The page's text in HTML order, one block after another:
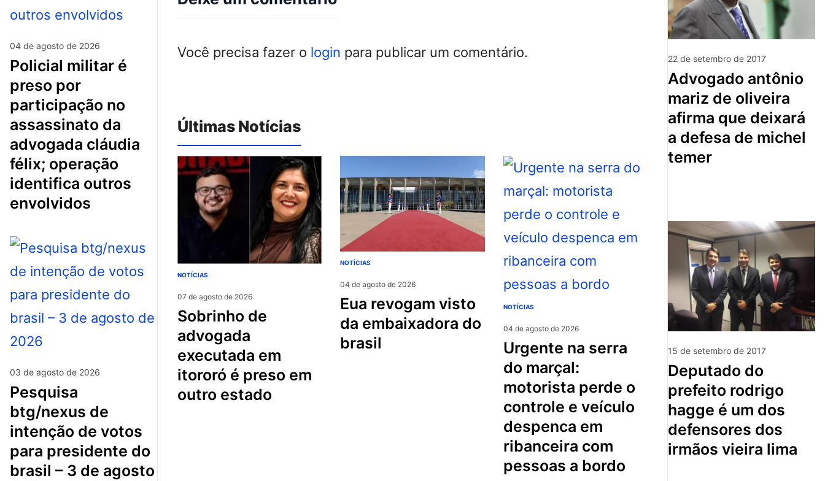
04 de agosto de 2026
policial militar é
preso por
participação no
assassinato da
advogada cláudia
félix; operação
identifica outros
envolvidos
03 de agosto de 2026
pesquisa
btg/nexus de
intenção de votos
para presidente do
brasil – 3 de agosto
Você precisa fazer o login para publicar um comentário.
Últimas Notícias
NOTÍCIAS
07 de agosto de 2026
sobrinho de
advogada
executada em
itororó é preso em
outro estado
NOTÍCIAS
04 de agosto de 2026
eua revogam visto
da embaixadora do
brasil
NOTÍCIAS
04 de agosto de 2026
urgente na serra
do marçal:
motorista perde o
controle e veículo
despenca em
ribanceira com
pessoas a bordo
22 de setembro de 2017
advogado antônio
mariz de oliveira
afirma que deixará
a defesa de michel
temer
15 de setembro de 2017
deputado do
prefeito rodrigo
hagge é um dos
defensores dos
irmãos vieira lima